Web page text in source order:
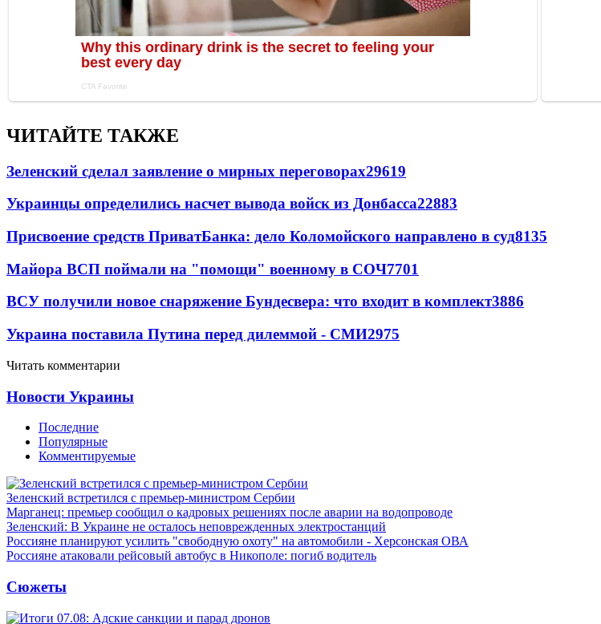
ЧИТАЙТЕ ТАКЖЕ
Зеленский сделал заявление о мирных переговорах29619
Украинцы определились насчет вывода войск из Донбасса22883
Присвоение средств ПриватБанка: дело Коломойского направлено в суд8135
Майора ВСП поймали на "помощи" военному в СОЧ7701
ВСУ получили новое снаряжение Бундесвера: что входит в комплект3886
Украина поставила Путина перед дилеммой - СМИ2975
Читать комментарии
Новости Украины
Последние
Популярные
Комментируемые
Зеленский встретился с премьер-министром Сербии
Марганец: премьер сообщил о кадровых решениях после аварии на водопроводе
Зеленский: В Украине не осталось неповрежденных электростанций
Россияне планируют усилить "свободную охоту" на автомобили - Херсонская ОВА
Россияне атаковали рейсовый автобус в Никополе: погиб водитель
Сюжеты